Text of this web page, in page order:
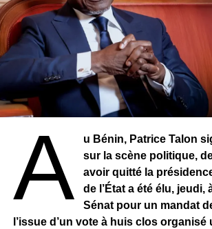
A
u Bénin, Patrice Talon
sur la scène politique,
avoir quitté la
de l’État a été élu, jeudi,
Sénat pour un mandat
l’issue d’un vote à huis clos organisé